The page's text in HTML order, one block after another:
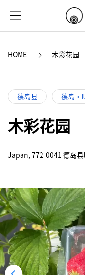
HOME 木彩花园
德岛县 德岛・
木彩花园
Japan, 772-0041 德岛